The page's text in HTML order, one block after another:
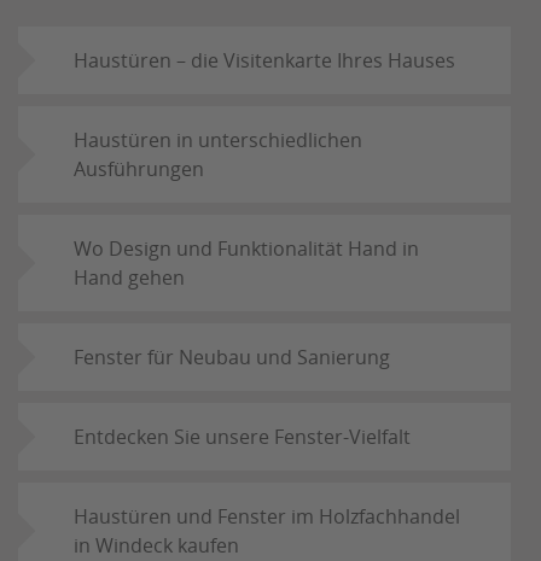
Haustüren – die Visitenkarte Ihres Hauses
Haustüren in unterschiedlichen
Ausführungen
Wo Design und Funktionalität Hand in
Hand gehen
Fenster für Neubau und Sanierung
Entdecken Sie unsere Fenster-Vielfalt
Haustüren und Fenster im Holzfachhandel
in Windeck kaufen